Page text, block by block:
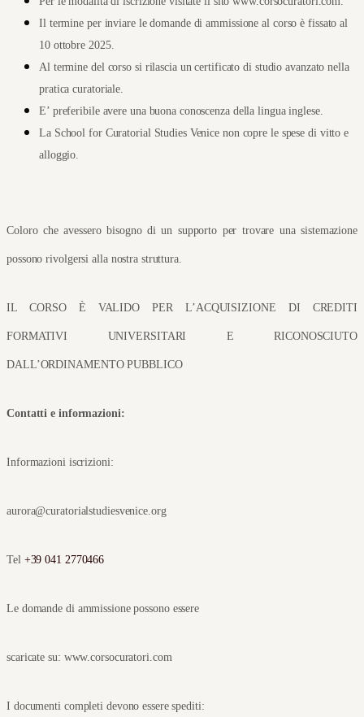
Il termine per inviare le domande di ammissione al corso è fissato al
10 ottobre 2025.
Al termine del corso si rilascia un certificato di studio avanzato nella
pratica curatoriale.
E’ preferibile avere una buona conoscenza della lingua inglese.
La School for Curatorial Studies Venice non copre le spese di vitto e
alloggio.
Coloro che avessero bisogno di un supporto per trovare una sistemazione
possono rivolgersi alla nostra struttura.
IL CORSO È VALIDO PER L’ACQUISIZIONE DI CREDITI
FORMATIVI UNIVERSITARI E RICONOSCIUTO
DALL’ORDINAMENTO PUBBLICO
Contatti e informazioni:
Informazioni iscrizioni:
aurora@curatorialstudiesvenice.org
Tel +39 041 2770466
Le domande di ammissione possono essere
scaricate su: www.corsocuratori.com
I documenti completi devono essere spediti: